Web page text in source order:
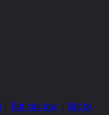
/ Bút các loại / Bút bi